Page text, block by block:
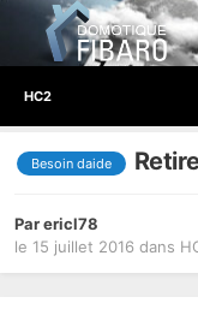
HC2
Besoin daide
Parericl78
le 15 juillet 2016 dans